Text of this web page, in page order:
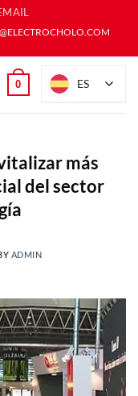
0 ES
más
del sector
ADMIN